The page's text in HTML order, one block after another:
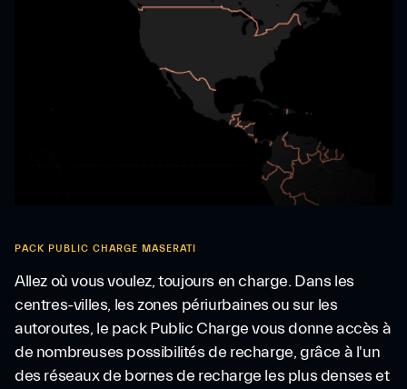
PACK PUBLIC CHARGE MASERATI
Allez où vous voulez, toujours en charge. Dans les
centres-villes, les zones périurbaines ou sur les
autoroutes, le pack Public Charge vous donne accès à
de nombreuses possibilités de recharge, grâce à l'un
des réseaux de bornes de recharge les plus denses et